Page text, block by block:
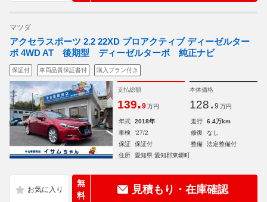
マツダ
アクセラスポーツ 2.2 22XD プロアクティブ ディーゼルター
ボ 4WD AT 後期型 ディーゼルターボ 純正ナビ
保証付 車両品質保証書付 購入プラン付き
支払総額
139.9 万円
本体価格
128. 9 万円
年式 2018年 走行
6.4万km
車検
'27/2 修復
なし
保証
保証付 整備
法定整備付
住所
愛知県 愛知郡東郷町
無
料
見積もり・在庫確認